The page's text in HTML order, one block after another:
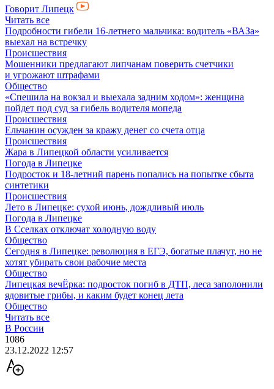
Говорит Липецк
Читать все
Подробности гибели 16-летнего мальчика: водитель «ВАЗа»
выехал на встречку
Происшествия
Мошенники предлагают липчанам поверить счетчики
и угрожают штрафами
Общество
«Спешила на вокзал и выехала задним ходом»: женщина
пойдет под суд за гибель водителя мопеда
Происшествия
Ельчанин осужден за кражу денег со счета отца
Происшествия
Жара в Липецкой области усиливается
Погода в Липецке
Подросток и 18-летний парень попались на попытке сбыта
синтетики
Происшествия
Лето в Липецке: сухой июнь, дождливый июль
Погода в Липецке
В Сселках отключат холодную воду
Общество
Сегодня в Липецке: революция в ЕГЭ, богатые плачут, но не
хотят убирать свои рабочие места
Общество
Липецкая вечЁрка: подросток погиб в ДТП, леса заполонили
ядовитые грибы, и каким будет конец лета
Общество
Читать все
В России
1086
23.12.2022 12:57